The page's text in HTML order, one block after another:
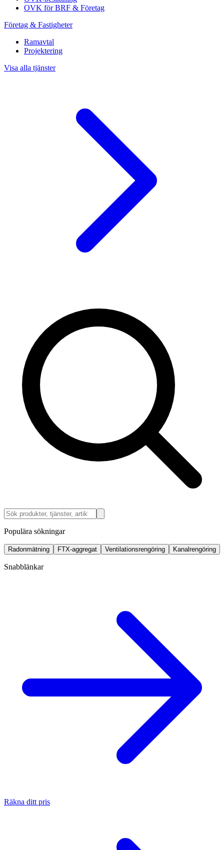
OVK för BRF & Företag
Företag & Fastigheter
Ramavtal
Projektering
Visa alla tjänster
Populära sökningar
Radonmätning FTX-aggregat Ventilationsrengöring Kanalrengöring
Snabblänkar
Räkna ditt pris